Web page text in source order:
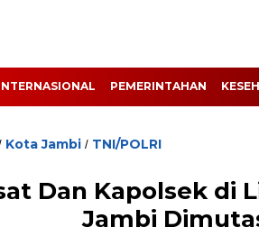
PEMERINTAHAN
Kota Jambi / TNI/POLRI
Dan Kapolsek di
Jambi